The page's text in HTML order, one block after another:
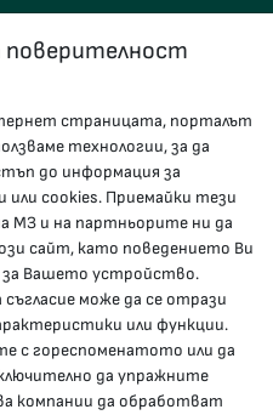
Неделя“ №5
поверителност
страницата, порталът
технологии, за да
до информация за
cookies. Приемайки тези
МЗ и на партньорите ни да
сайт, като поведението Ви
за Вашето устройство.
може да се отрази
или функции.
с гореспоменатото или да
да упражните
компании да обработват